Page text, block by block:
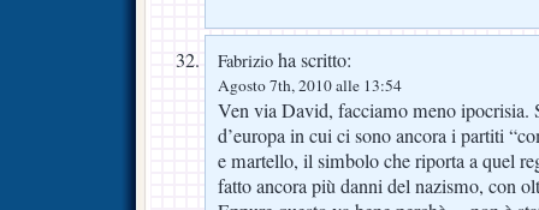
Fabrizio ha scritto:
Agosto 7th, 2010 alle 13:54
Ven via David, facciamo meno ipocrisia.
d’europa in cui ci sono ancora i partiti
e martello, il simbolo che riporta a quel
fatto ancora più danni del nazismo, con